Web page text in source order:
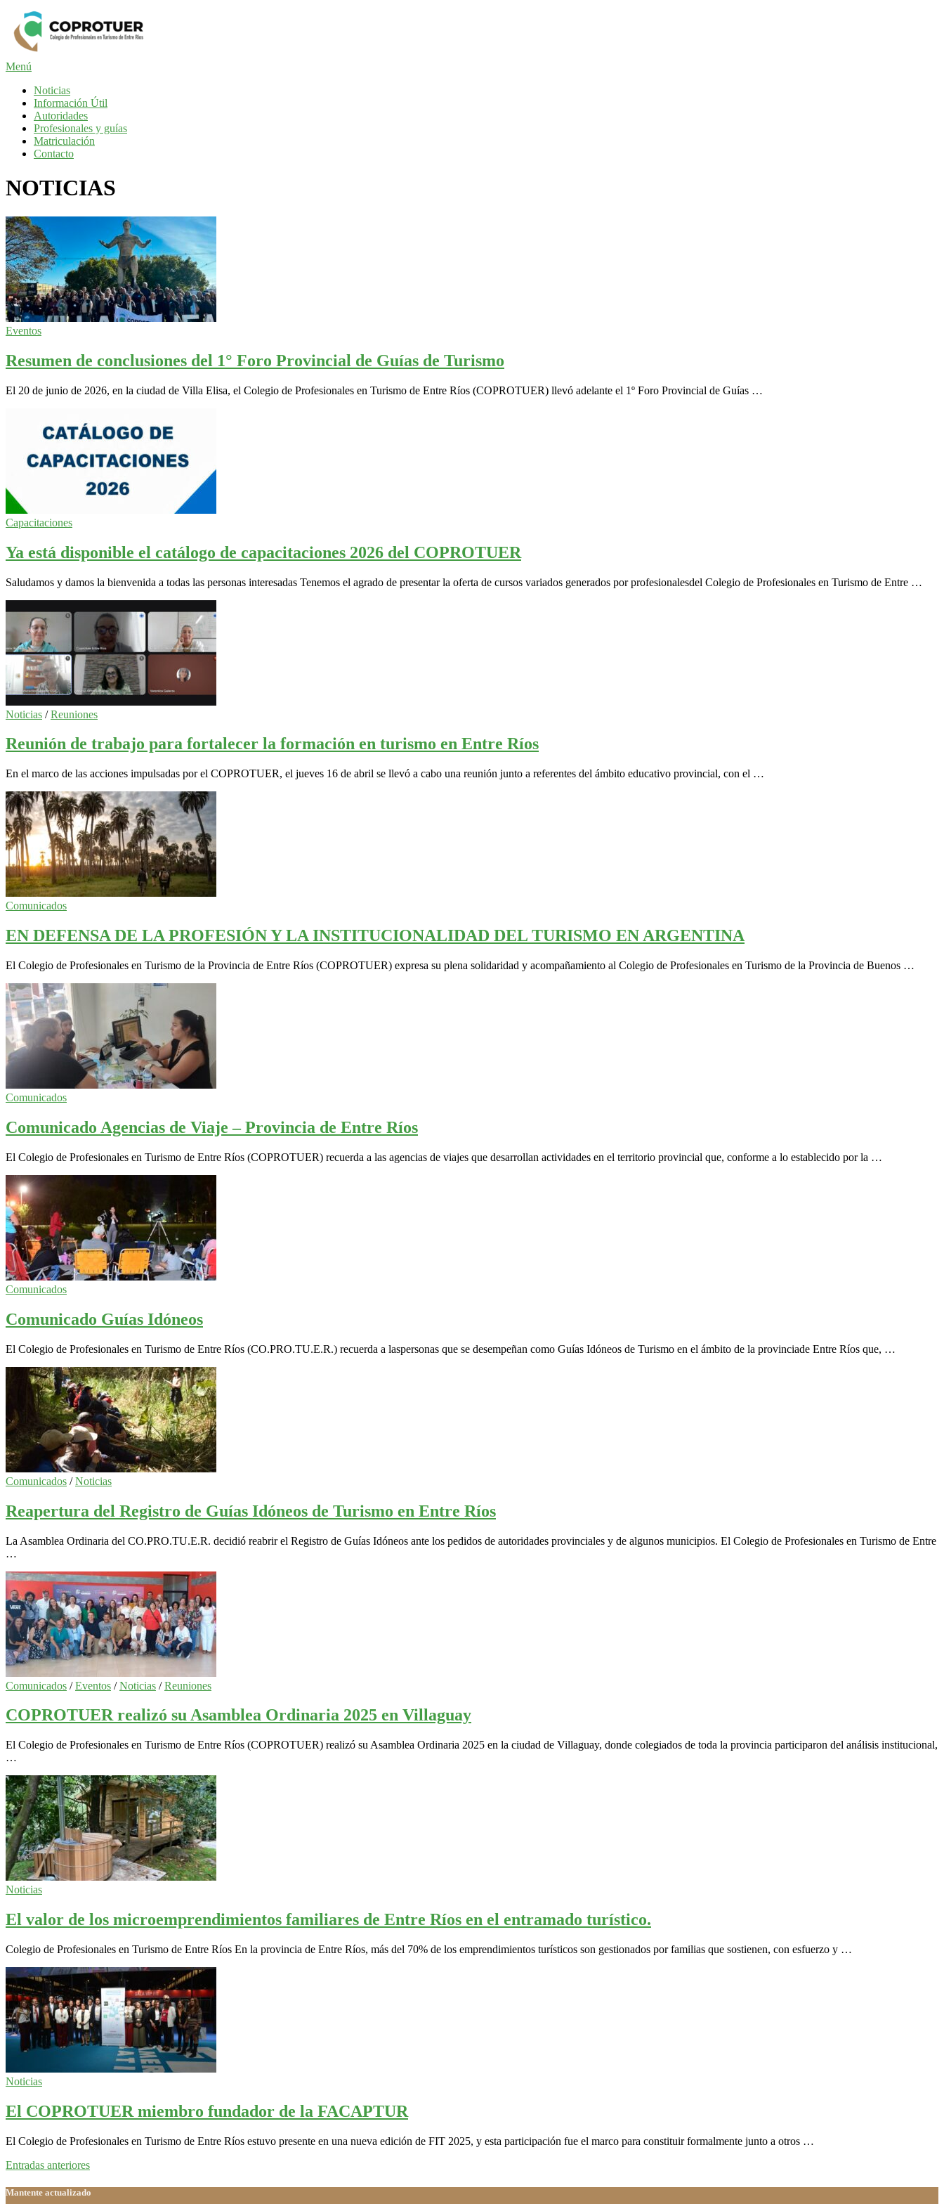
Saltar
contenido
Menú
Noticias
Información Útil
Autoridades
Profesionales y guías
Matriculación
Contacto
NOTICIAS
NOTICIAS
Eventos
Resumen de conclusiones del 1° Foro Provincial de Guías de Turismo
El 20 de junio de 2026, en la ciudad de Villa Elisa, el Colegio de Profesionales en Turismo de Entre Ríos (COPROTUER) llevó adelante el 1º Foro Provincial de Guías …
Capacitaciones
Ya está disponible el catálogo de capacitaciones 2026 del COPROTUER
Saludamos y damos la bienvenida a todas las personas interesadas Tenemos el agrado de presentar la oferta de cursos variados generados por profesionalesdel Colegio de Profesionales en Turismo de Entre …
Noticias /Reuniones
Reunión de trabajo para fortalecer la formación en turismo en Entre Ríos
En el marco de las acciones impulsadas por el COPROTUER, el jueves 16 de abril se llevó a cabo una reunión junto a referentes del ámbito educativo provincial, con el …
Comunicados
EN DEFENSA DE LA PROFESIÓN Y LA INSTITUCIONALIDAD DEL TURISMO EN ARGENTINA
El Colegio de Profesionales en Turismo de la Provincia de Entre Ríos (COPROTUER) expresa su plena solidaridad y acompañamiento al Colegio de Profesionales en Turismo de la Provincia de Buenos …
Comunicados
Comunicado Agencias de Viaje – Provincia de Entre Ríos
El Colegio de Profesionales en Turismo de Entre Ríos (COPROTUER) recuerda a las agencias de viajes que desarrollan actividades en el territorio provincial que, conforme a lo establecido por la …
Comunicados
Comunicado Guías Idóneos
El Colegio de Profesionales en Turismo de Entre Ríos (CO.PRO.TU.E.R.) recuerda a laspersonas que se desempeñan como Guías Idóneos de Turismo en el ámbito de la provinciade Entre Ríos que, …
Comunicados /Noticias
Reapertura del Registro de Guías Idóneos de Turismo en Entre Ríos
La Asamblea Ordinaria del CO.PRO.TU.E.R. decidió reabrir el Registro de Guías Idóneos ante los pedidos de autoridades provinciales y de algunos municipios. El Colegio de Profesionales en Turismo de Entre
…
Comunicados /Eventos /Noticias /Reuniones
COPROTUER realizó su Asamblea Ordinaria 2025 en Villaguay
El Colegio de Profesionales en Turismo de Entre Ríos (COPROTUER) realizó su Asamblea Ordinaria 2025 en la ciudad de Villaguay, donde colegiados de toda la provincia participaron del análisis institucional,
…
Noticias
El valor de los microemprendimientos familiares de Entre Ríos en el entramado turístico.
Colegio de Profesionales en Turismo de Entre Ríos En la provincia de Entre Ríos, más del 70% de los emprendimientos turísticos son gestionados por familias que sostienen, con esfuerzo y …
Noticias
El COPROTUER miembro fundador de la FACAPTUR
El Colegio de Profesionales en Turismo de Entre Ríos estuvo presente en una nueva edición de FIT 2025, y esta participación fue el marco para constituir formalmente junto a otros …
Navegación
de
Entradas anteriores
Mantente actualizado